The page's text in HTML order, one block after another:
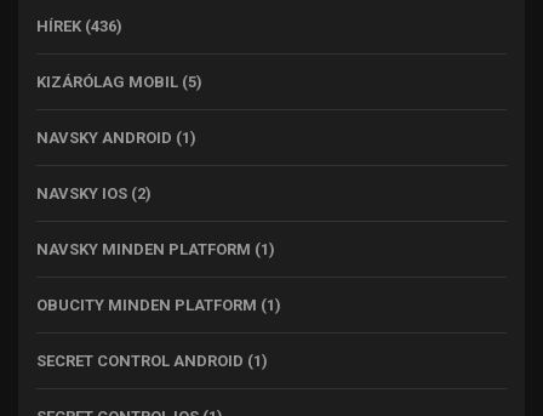
HÍREK (436)
KIZÁRÓLAG MOBIL (5)
NAVSKY ANDROID (1)
NAVSKY IOS (2)
NAVSKY MINDEN PLATFORM (1)
OBUCITY MINDEN PLATFORM (1)
SECRET CONTROL ANDROID (1)